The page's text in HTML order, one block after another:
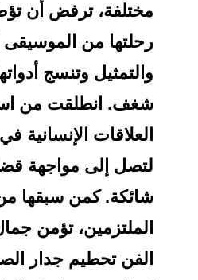
مختلفة، ترفض أن
رحلتها من الموسيقى
والتمثيل وتنسج
شغف. انطلقت من
العلاقات الإنسانية
لتصل إلى مواجهة
شائكة. كمن سبقها من
الملتزمين، تؤمن
الفن تحطيم جدار